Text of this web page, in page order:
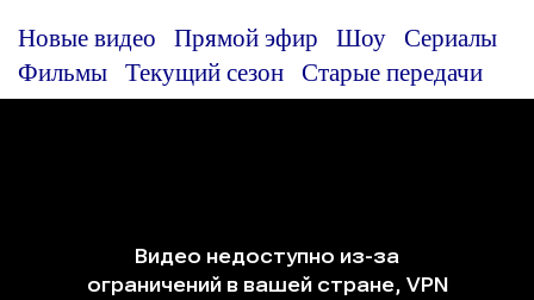
Новые видео Прямой эфир Шоу
Сериалы
Фильмы
Текущий сезон Старые передачи